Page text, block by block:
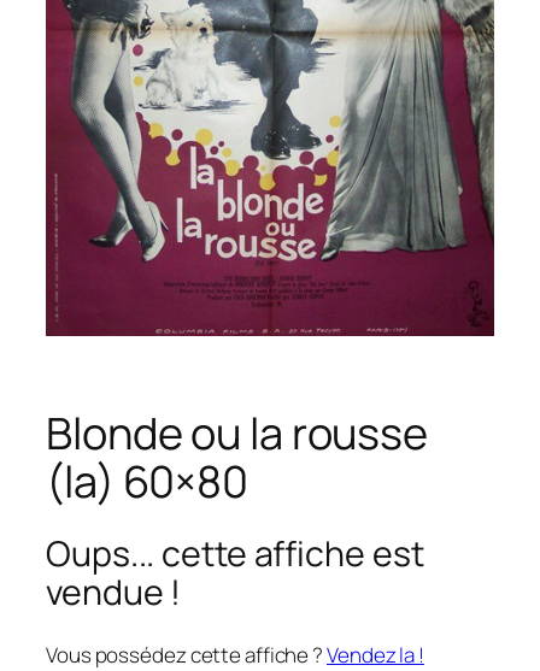
Blonde ou la rousse
(la) 60×80
Oups... cette affiche est
vendue !
Vous possédez cette affiche ?Vendez la !